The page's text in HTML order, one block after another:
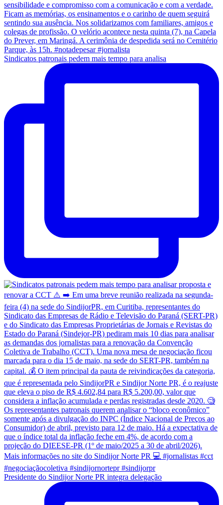
Sindicatos patronais pedem mais tempo para analisa
Presidente do Sindijor Norte PR integra delegação